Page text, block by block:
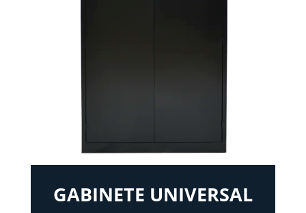
GABINETE UNIVERSAL